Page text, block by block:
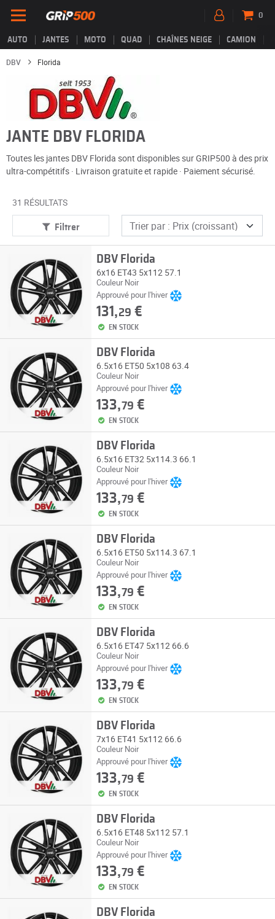
AUTO JANTES MOTO QUAD CHAÎNES NEIGE CAMION
0
DBV Florida
JANTE DBV FLORIDA
Toutes les jantes DBV Florida sont disponibles sur GRIP500 à des prix
ultra-compétitifs · Livraison gratuite et rapide · Paiement sécurisé.
31 RÉSULTATS
Filtrer
DBV Florida
6x16 ET43 5x112 57.1
Couleur Noir
Approuvé pour l'hiver
131,29 €
EN STOCK
DBV Florida
6.5x16 ET50 5x108 63.4
Couleur Noir
Approuvé pour l'hiver
133,79 €
EN STOCK
DBV Florida
6.5x16 ET32 5x114.3 66.1
Couleur Noir
Approuvé pour l'hiver
133,79 €
EN STOCK
DBV Florida
6.5x16 ET50 5x114.3 67.1
Couleur Noir
Approuvé pour l'hiver
133,79 €
EN STOCK
DBV Florida
6.5x16 ET47 5x112 66.6
Couleur Noir
Approuvé pour l'hiver
133,79 €
EN STOCK
DBV Florida
7x16 ET41 5x112 66.6
Couleur Noir
Approuvé pour l'hiver
133,79 €
EN STOCK
DBV Florida
6.5x16 ET48 5x112 57.1
Couleur Noir
Approuvé pour l'hiver
133,79 €
EN STOCK
DBV Florida